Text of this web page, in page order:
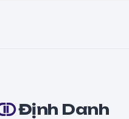
Định Danh